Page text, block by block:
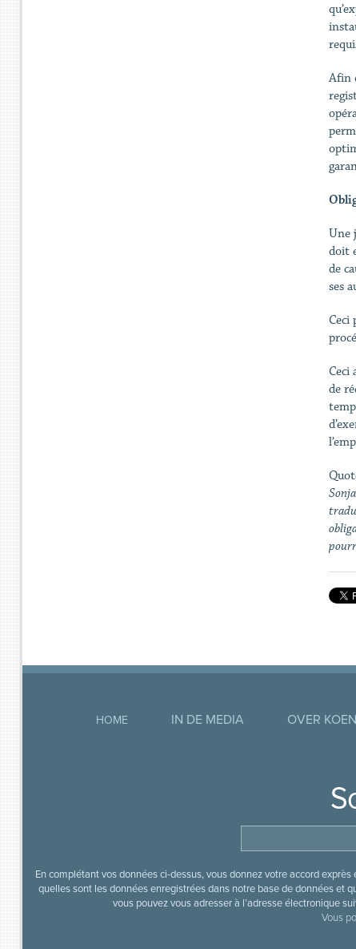
Afin
Une
doit
de
ses
Ceci
Ceci
de
HOME IN DE MEDIA OVER
En complétant vos données ci-dessus, vous donnez votre accord
quelles sont les données enregistrées dans notre base de données et
vous pouvez vous adresser à l’adresse électronique
Vous